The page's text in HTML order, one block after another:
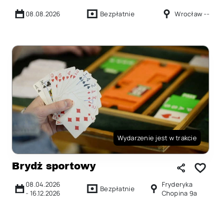
08.08.2026 Bezpłatnie Wrocław --
Wydarzenie jest w trakcie
Brydż sportowy
08.04.2026
- 16.12.2026 Bezpłatnie
Fryderyka
Chopina 9a